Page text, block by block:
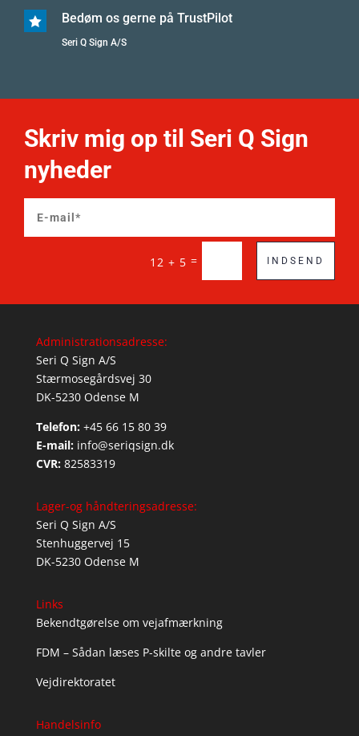
 Bedøm os gerne på TrustPilot
Seri Q Sign A/S
Skriv mig op til Seri Q Sign
nyheder
12 + 5 = INDSEND
Administrationsadresse:
Seri Q Sign A/S
Stærmosegårdsvej 30
DK-5230 Odense M
Telefon: +45 66 15 80 39
E-mail: info@seriqsign.dk
CVR: 82583319
Lager-og håndteringsadresse:
Seri Q Sign A/S
Stenhuggervej 15
DK-5230 Odense M
Links
Bekendtgørelse om vejafmærkning
FDM – Sådan læses P-skilte og andre tavler
Vejdirektoratet
Handelsinfo